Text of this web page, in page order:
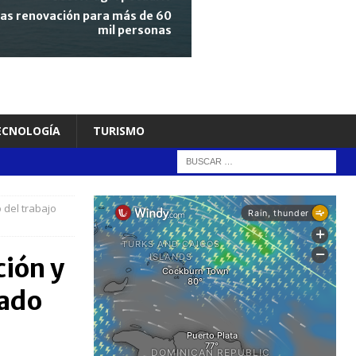
renovación para más de 60
mil personas
TURISMO
del trabajo
y